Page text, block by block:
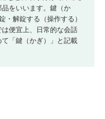
をいいます。鍵（か
・解錠する（操作する）
便宜上、日常的な会話
「鍵（かぎ）」と記載